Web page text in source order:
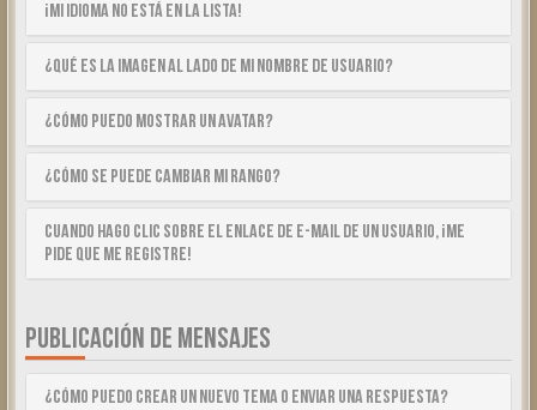
¡Mi idioma no está en la lista!
¿Qué es la imagen al lado de mi nombre de usuario?
¿Cómo puedo mostrar un avatar?
¿Cómo se puede cambiar mi rango?
Cuando hago clic sobre el enlace de e-mail de un usuario, ¡me
pide que me registre!
PUBLICACIÓN DE MENSAJES
¿Cómo puedo crear un nuevo tema o enviar una respuesta?